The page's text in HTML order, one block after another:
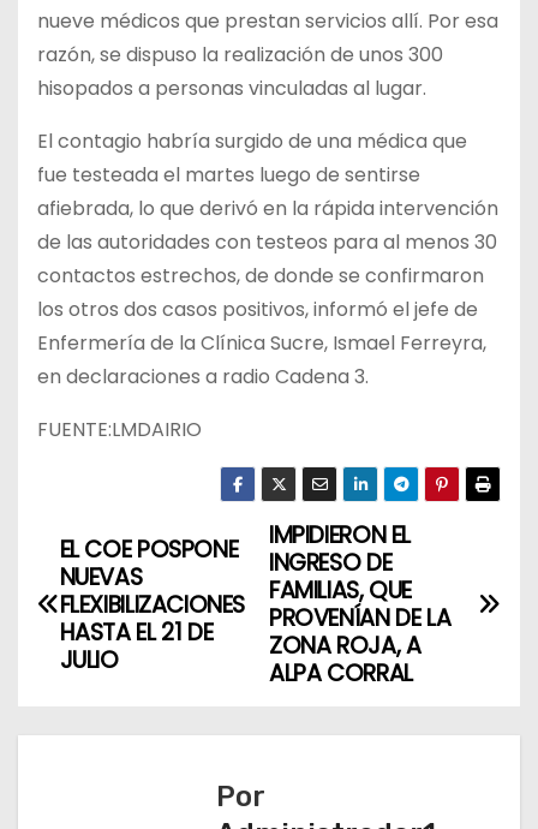
nueve médicos que prestan servicios allí. Por esa
razón, se dispuso la realización de unos 300
hisopados a personas vinculadas al lugar.
El contagio habría surgido de una médica que
fue testeada el martes luego de sentirse
afiebrada, lo que derivó en la rápida intervención
de las autoridades con testeos para al menos 30
contactos estrechos, de donde se confirmaron
los otros dos casos positivos, informó el jefe de
Enfermería de la Clínica Sucre, Ismael Ferreyra,
en declaraciones a radio Cadena 3.
FUENTE:LMDAIRIO
N
a
g
IMPIDIERON EL
INGRESO DE
FAMILIAS, QUE
PROVENÍAN DE LA
ZONA ROJA, A
ALPA CORRAL
EL COE POSPONE
NUEVAS
FLEXIBILIZACIONES
HASTA EL 21 DE
JULIO
Por